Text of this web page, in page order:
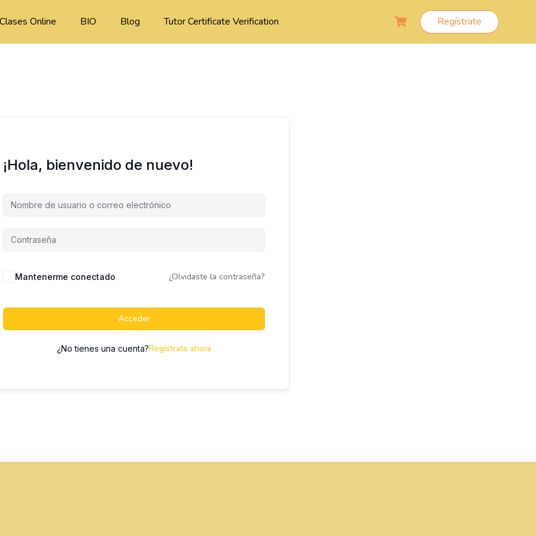
Clases Online BIO Blog Tutor Certificate Verification Regístrate
¡Hola, bienvenido de nuevo!
Mantenerme conectado ¿Olvidaste la contraseña?
Acceder
¿No tienes una cuenta?Regístrate ahora